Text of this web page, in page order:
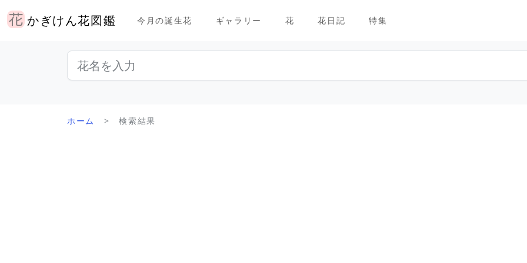
かぎけん花図鑑 今月の誕生花 ギャラリー 花 花日記 特集
ホーム 検索結果